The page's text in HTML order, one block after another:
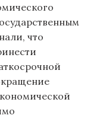
что